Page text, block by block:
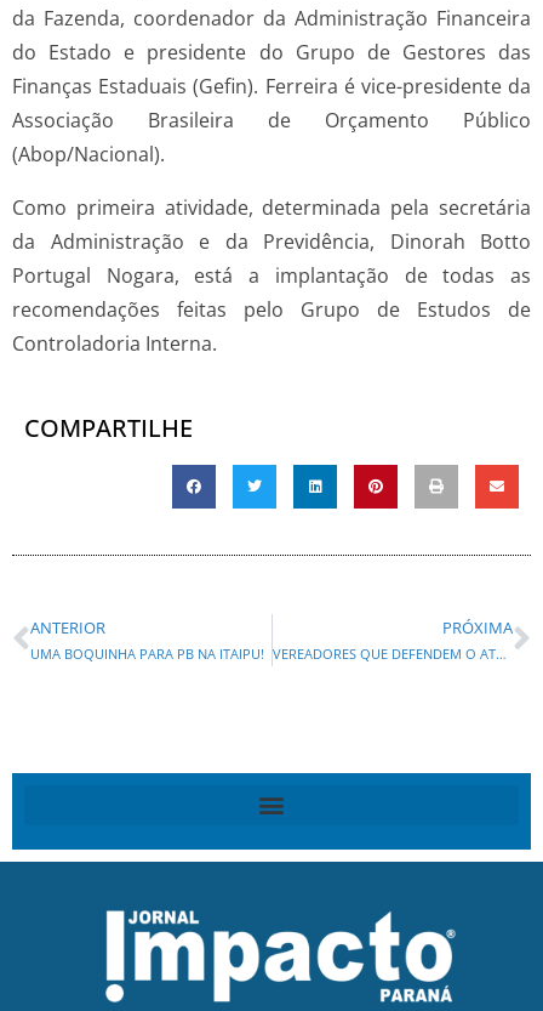
da Fazenda, coordenador da Administração Financeira
do Estado e presidente do Grupo de Gestores das
Finanças Estaduais (Gefin). Ferreira é vice-presidente da
Associação Brasileira de Orçamento Público
(Abop/Nacional).
Como primeira atividade, determinada pela secretária
da Administração e da Previdência, Dinorah Botto
Portugal Nogara, está a implantação de todas as
recomendações feitas pelo Grupo de Estudos de
Controladoria Interna.
COMPARTILHE
ANTERIOR
UMA BOQUINHA PARA PB NA ITAIPU!
PRÓXIMA
VEREADORES QUE DEFENDEM O ATUAL RODÍZIO DOS DEFUNTOS ARQUIVAM MATÉRIA